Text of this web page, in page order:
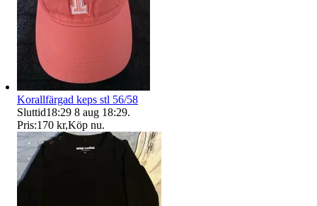
Korallfärgad keps stl 56/58
Sluttid18:29 8 aug 18:29.
Pris:170 kr,Köp nu.